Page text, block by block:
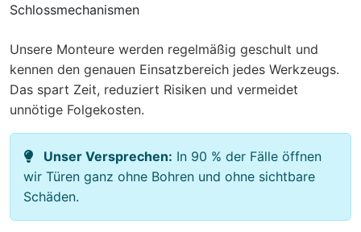
Schlossmechanismen
Unsere Monteure werden regelmäßig geschult und
kennen den genauen Einsatzbereich jedes Werkzeugs.
Das spart Zeit, reduziert Risiken und vermeidet
unnötige Folgekosten.
Unser Versprechen: In 90 % der Fälle öffnen
wir Türen ganz ohne Bohren und ohne sichtbare
Schäden.